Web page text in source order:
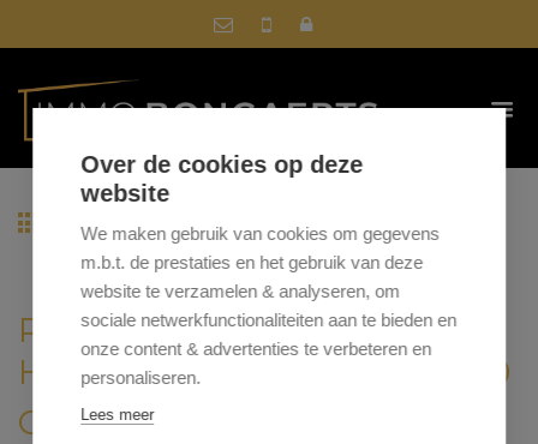
Terug naar overzicht
RESIDENTIE BRULLOT
HEIDEBLOEMSTRAAT 3, 3660
OPGLABBEEK
Over de cookies op deze
website
We maken gebruik van cookies om gegevens
m.b.t. de prestaties en het gebruik van deze
website te verzamelen & analyseren, om
sociale netwerkfunctionaliteiten aan te bieden en
onze content & advertenties te verbeteren en
personaliseren.
Lees meer